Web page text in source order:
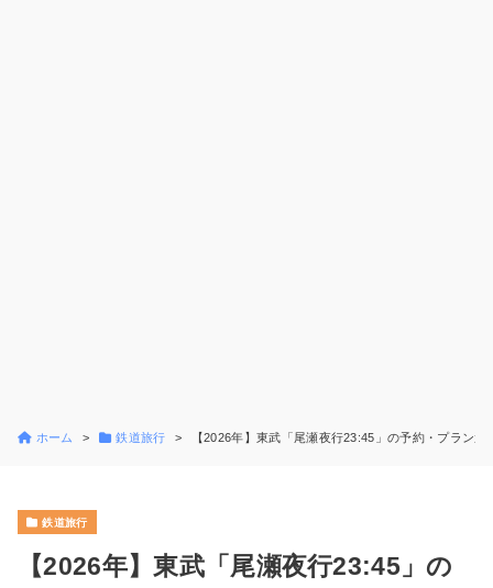
ホーム 鉄道旅行 【2026年】東武「尾瀬夜行23:45」の予約・プラン選
鉄道旅行
【2026年】東武「尾瀬夜行23:45」の